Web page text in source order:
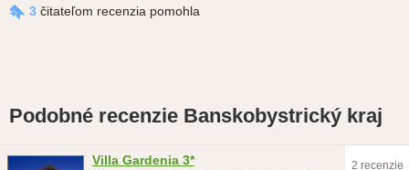
3 čitateľom recenzia pomohla
Podobné recenzie Banskobystrický kraj
Villa Gardenia 3*
2 recenzie